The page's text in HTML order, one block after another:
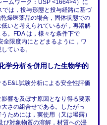
ムワーク：USP <1664>4）に
は，投与形態と投与経路に基づ
燥医薬品の場合，固体状態での
いと考えられているが，再溶解
。FDA は，様々な条件下で
全限度内にとどまるように，ワ
ている。
学分析を併用した生物学的
E&L試験分析による安全性評価
響を及ぼす原因となり得る要素
さの組合せである。したがっ
ためには，実使用（又は曝露）
対象物質の溶解，材質への浸